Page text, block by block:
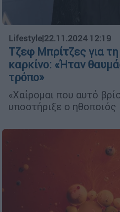
Lifestyle|22.11.2024 12:19
Τζεφ Μπρίτζες για
καρκίνο: «Ήταν
τρόπο»
«Χαίρομαι που αυτό
υποστήριξε ο ηθοποιός